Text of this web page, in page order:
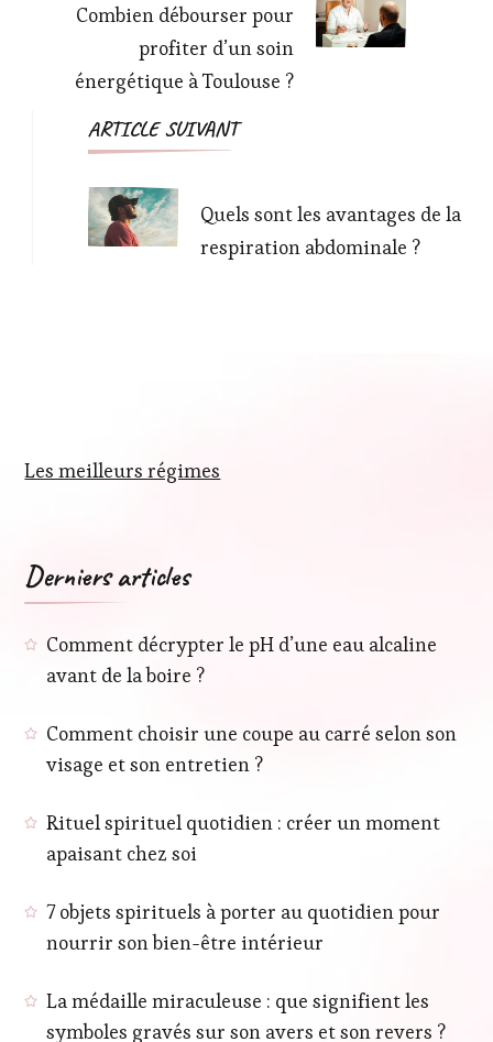
Combien débourser pour
profiter d’un soin
énergétique à Toulouse ?
ARTICLE SUIVANT
Quels sont les avantages de la
respiration abdominale ?
Les meilleurs régimes
Derniers articles
Comment décrypter le pH d’une eau alcaline
avant de la boire ?
Comment choisir une coupe au carré selon son
visage et son entretien ?
Rituel spirituel quotidien : créer un moment
apaisant chez soi
7 objets spirituels à porter au quotidien pour
nourrir son bien-être intérieur
La médaille miraculeuse : que signifient les
symboles gravés sur son avers et son revers ?